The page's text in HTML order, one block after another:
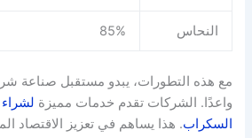
النحاس 85%
مع هذه التطورات، يبدو مستقبل صناعة
واعدًا. الشركات تقدم خدمات مميزة
السكراب. هذا يساهم في تعزيز الاقتصاد